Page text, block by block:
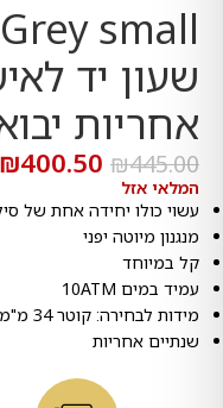
small
אחריות
₪445.00
₪400.50
המלאי אזל
עשוי כולו יחידה אחת של
מנגנון מיוטה יפני
קל במיוחד
עמיד במים 10ATM
מידות לבחירה: קוטר 34 מ"מ
שנתיים אחריות